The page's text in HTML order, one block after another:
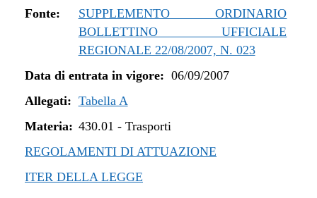
Fonte:
SUPPLEMENTO ORDINARIO
BOLLETTINO UFFICIALE
REGIONALE 22/08/2007, N. 023
Data di entrata in vigore: 06/09/2007
Allegati: Tabella A
Materia: 430.01 - Trasporti
REGOLAMENTI DI ATTUAZIONE
ITER DELLA LEGGE